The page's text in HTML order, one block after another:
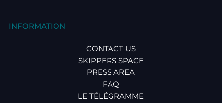
INFORMATION
CONTACT US
SKIPPERS SPACE
PRESS AREA
FAQ
LE TÉLÉGRAMME